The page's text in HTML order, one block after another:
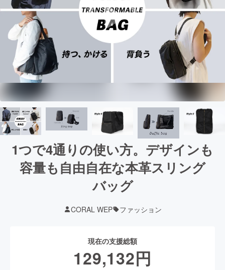
1つで4通りの使い方。デザインも
容量も自由自在な本革スリング
バッグ
CORAL WEP ファッション
現在の支援総額
129,132円